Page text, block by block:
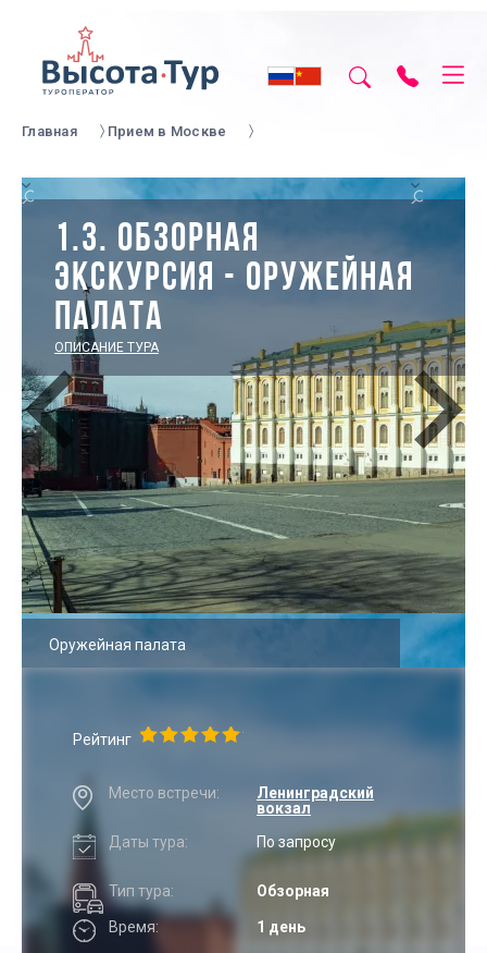
Главная Прием в Москве
1.3. ОБЗОРНАЯ
ЭКСКУРСИЯ - ОРУЖЕЙНАЯ
ПАЛАТА
ОПИСАНИЕ ТУРА
Оружейная палата
Рейтинг
Место встречи:
Ленинградский
вокзал
Даты тура:
По запросу
Тип тура: Обзорная
Время: 1 день